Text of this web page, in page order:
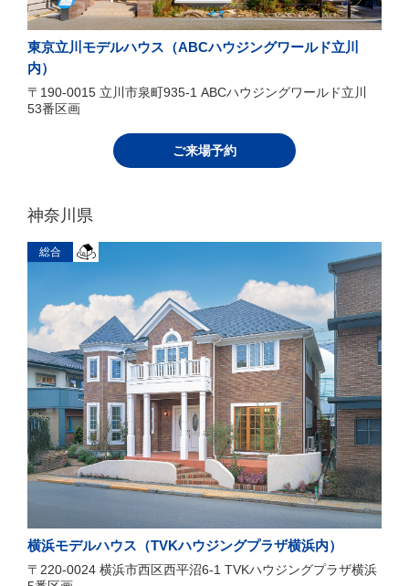
東京立川モデルハウス（ABCハウジングワールド立川
内）
〒190-0015 立川市泉町935-1 ABCハウジングワールド立川
53番区画
ご来場予約
神奈川県
総合
横浜モデルハウス（TVKハウジングプラザ横浜内）
〒220-0024 横浜市西区西平沼6-1 TVKハウジングプラザ横浜